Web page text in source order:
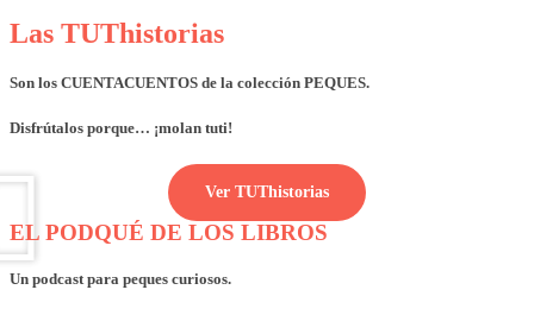
Las TUThistorias
Son los CUENTACUENTOS de la colección PEQUES.
Disfrútalos porque… ¡molan tuti!
Ver TUThistorias
EL PODQUÉ DE LOS LIBROS
Un podcast para peques curiosos.